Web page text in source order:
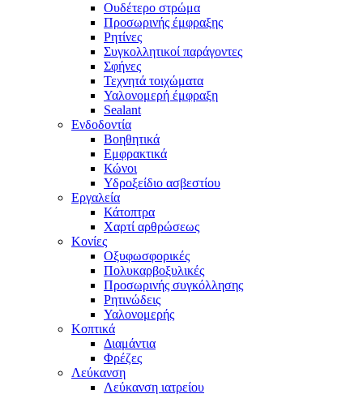
Ουδέτερο στρώμα
Προσωρινής έμφραξης
Ρητίνες
Συγκολλητικοί παράγοντες
Σφήνες
Τεχνητά τοιχώματα
Υαλονομερή έμφραξη
Sealant
Ενδοδοντία
Βοηθητικά
Εμφρακτικά
Κώνοι
Υδροξείδιο ασβεστίου
Εργαλεία
Κάτοπτρα
Χαρτί αρθρώσεως
Κονίες
Οξυφωσφορικές
Πολυκαρβοξυλικές
Προσωρινής συγκόλλησης
Ρητινώδεις
Υαλονομερής
Κοπτικά
Διαμάντια
Φρέζες
Λεύκανση
Λεύκανση ιατρείου